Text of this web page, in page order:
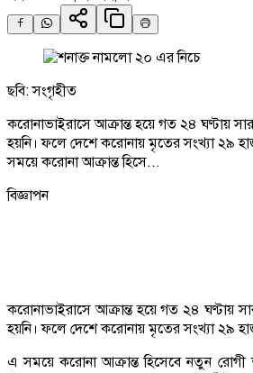
ছবি: সংগৃহীত
করোনাভাইরাসে আক্রান্ত হয়ে গত ২৪ ঘণ্টায়
হয়নি। ফলে দেশে করোনায় মৃতের সংখ্যা ২৯
সময়ে করোনা আক্রান্ত হিসে...
বিজ্ঞাপন
করোনাভাইরাসে আক্রান্ত হয়ে গত ২৪ ঘণ্টায়
হয়নি। ফলে দেশে করোনায় মৃতের সংখ্যা ২৯
এ সময়ে করোনা আক্রান্ত হিসেবে নতুন